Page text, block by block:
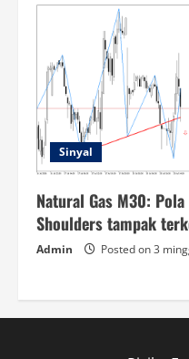
Sinyal
Natural Gas M30: Pola
Shoulders tampak
Admin Posted on 3